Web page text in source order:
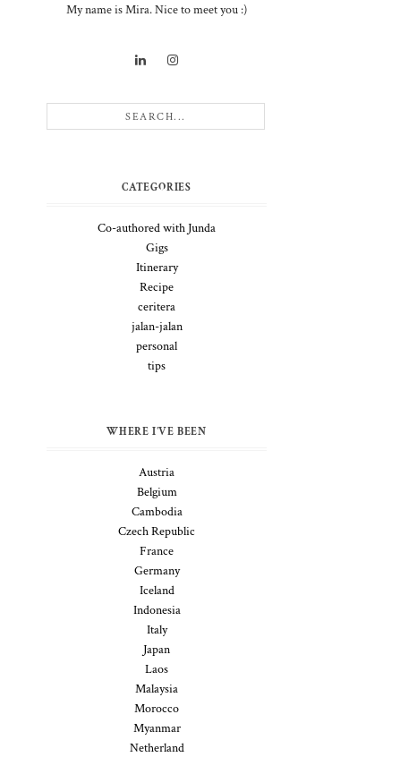
My name is Mira. Nice to meet you :)
CATEGORIES
Co-authored with Junda
Gigs
Itinerary
Recipe
ceritera
jalan-jalan
personal
tips
WHERE I'VE BEEN
Austria
Belgium
Cambodia
Czech Republic
France
Germany
Iceland
Indonesia
Italy
Japan
Laos
Malaysia
Morocco
Myanmar
Netherland